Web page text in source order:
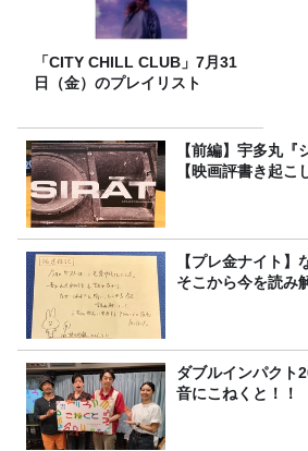
「CITY CHILL CLUB」7月31
日（金）のプレイリスト
【前編】宇多丸『
【映画評書き起こ
【プレ金ナイト】
そこから今を読み
ダブルインパクト
音にこねくと！！